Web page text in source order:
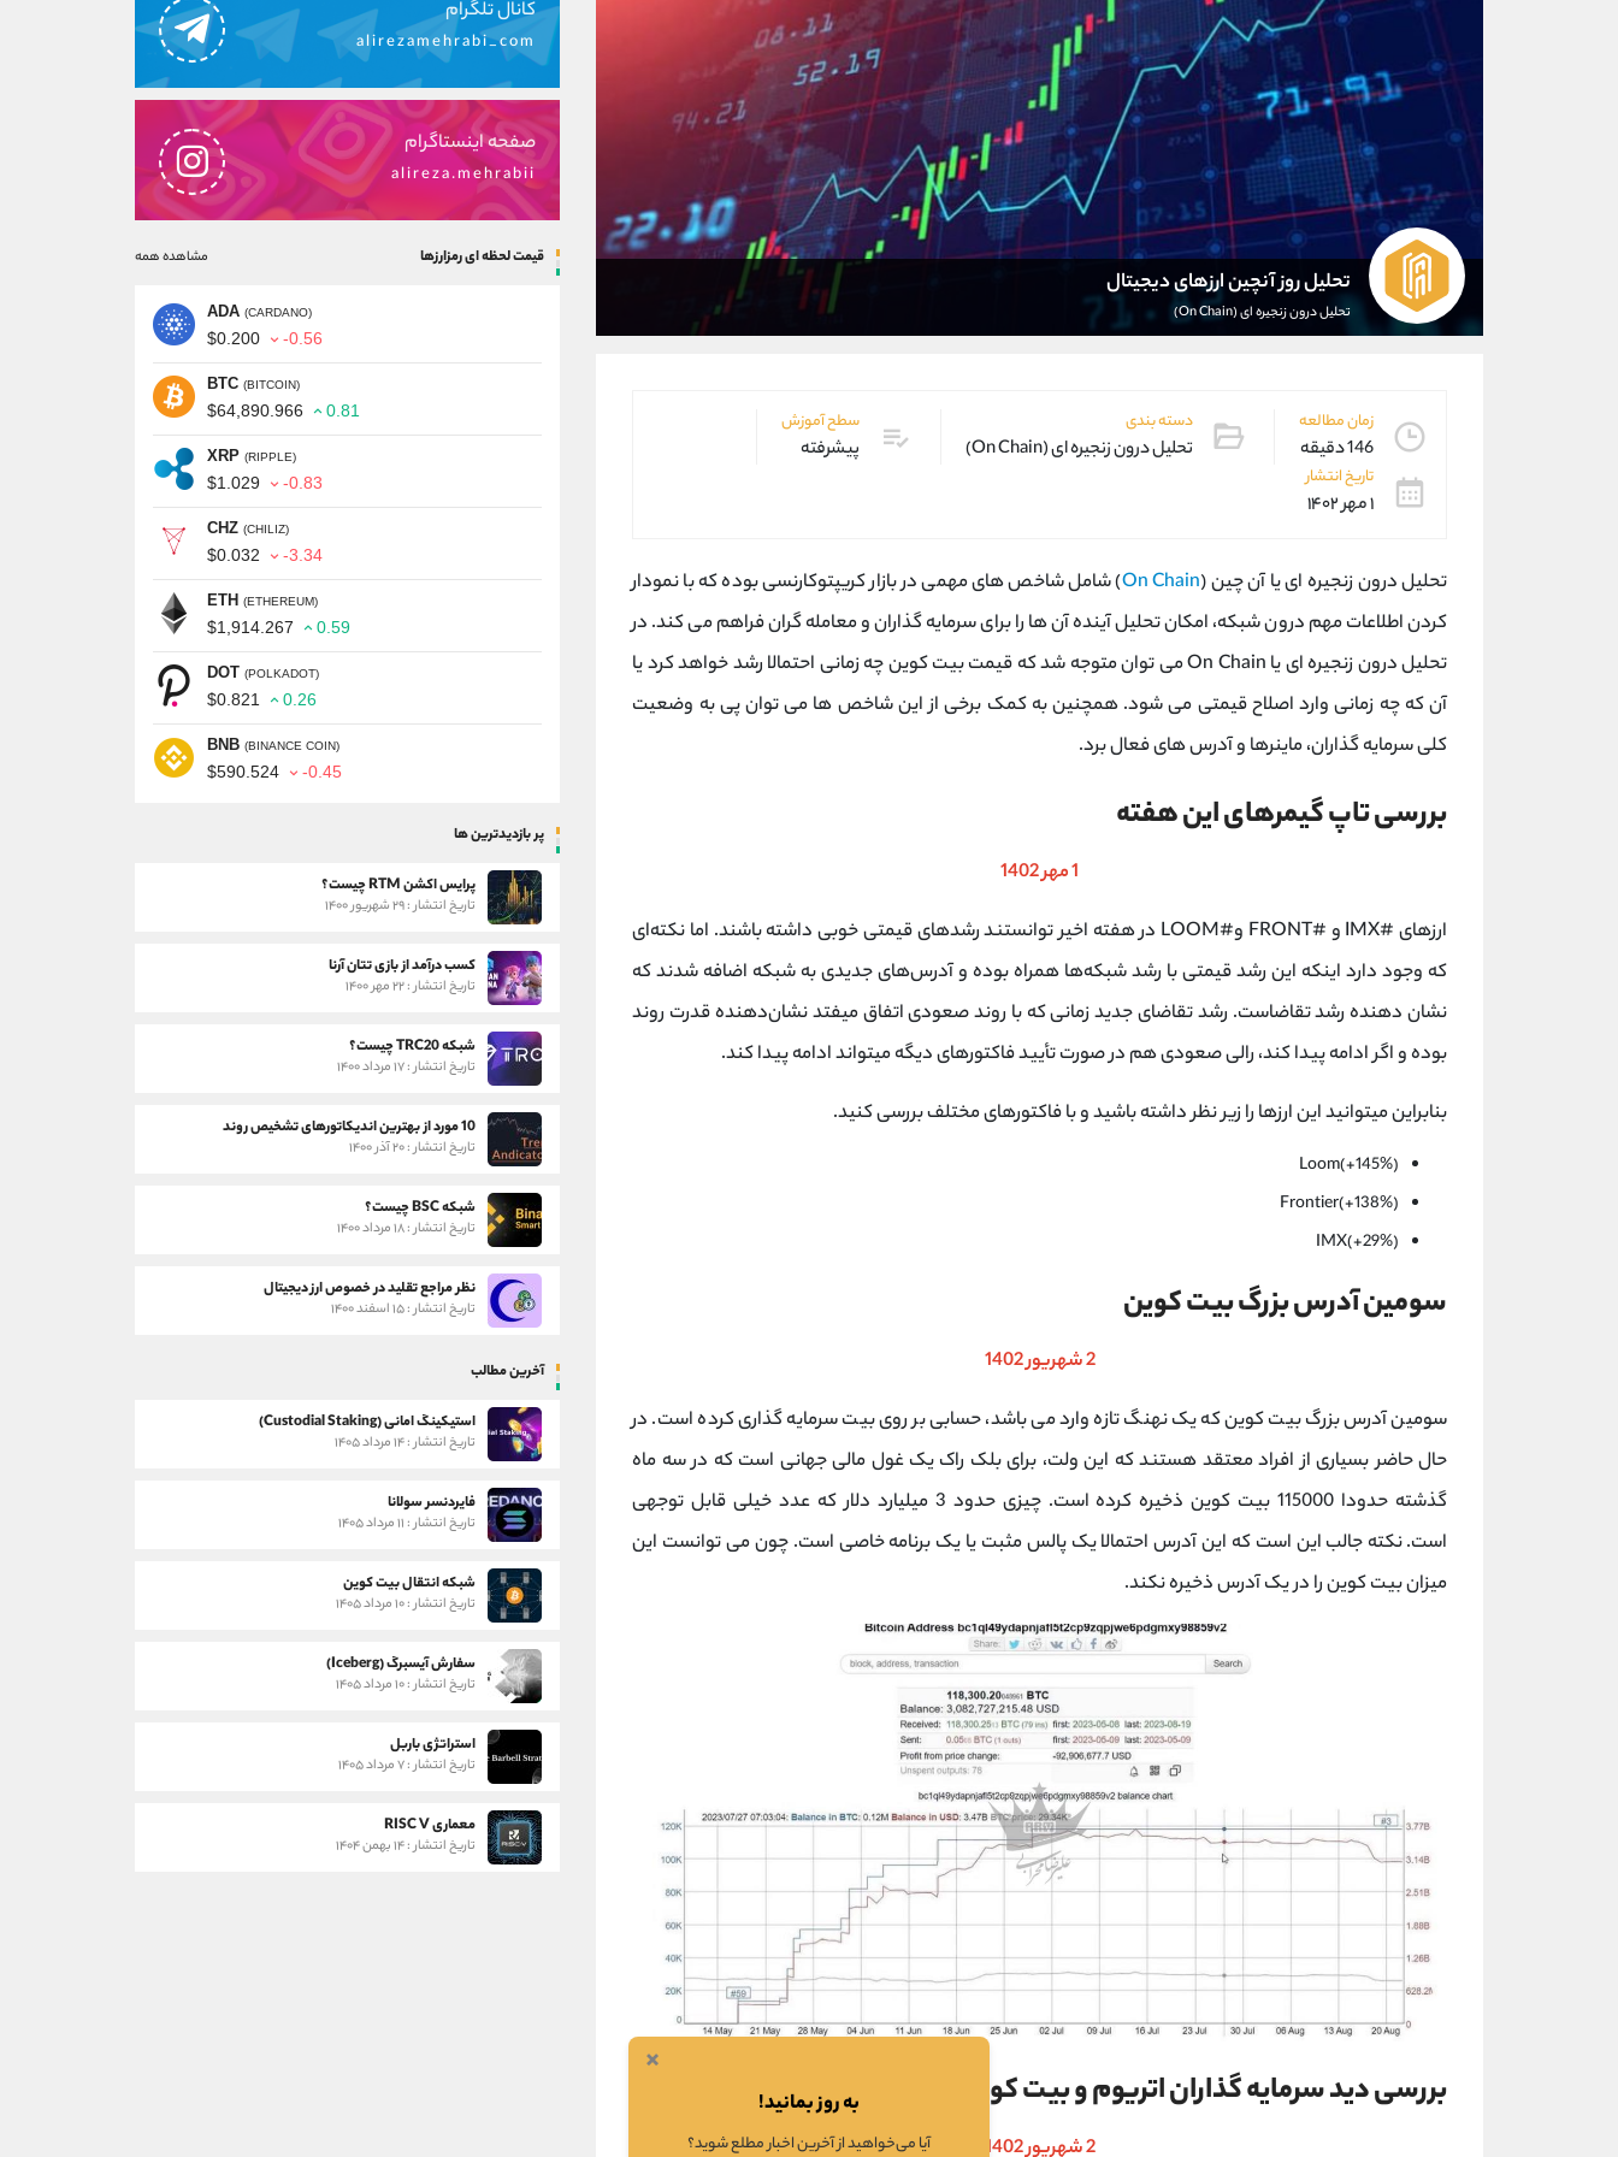
تحلیل روز آنچین ارزهای دیجیتال
تحلیل درون زنجیره ای (On Chain)
زمان مطالعه
146 دقیقه
دسته بندی
تحلیل درون زنجیره ای (On Chain)
سطح آموزش
پیشرفته
تاریخ انتشار
۱ مهر ۱۴۰۲
تحلیل درون زنجیره ای یا آن چین (On Chain) شامل شاخص های مهمی در بازار کریپتوکارنسی بوده که با نمودار
کردن اطلاعات مهم درون شبکه، امکان تحلیل آینده آن ها را برای سرمایه گذاران و معامله گران فراهم می کند. در
تحلیل درون زنجیره ای یا On Chain می توان متوجه شد که قیمت بیت کوین چه زمانی احتمالا رشد خواهد کرد یا
آن که چه زمانی وارد اصلاح قیمتی می شود. همچنین به کمک برخی از این شاخص ها می توان پی به وضعیت
کلی سرمایه گذاران، ماینرها و آدرس های فعال برد.
بررسی تاپ گیمرهای این هفته
1 مهر 1402
ارزهای #IMX و #FRONT و#LOOM در هفته اخیر توانستند رشدهای قیمتی خوبی داشته باشند. اما نکته‌ای
که وجود دارد اینکه این رشد قیمتی با رشد شبکه‌ها همراه بوده و آدرس‌های جدیدی به شبکه اضافه شدند که
نشان دهنده رشد تقاضاست. رشد تقاضای جدید زمانی که با روند صعودی اتفاق میفتد نشان‌دهنده قدرت روند
بوده و اگر ادامه پیدا کند، رالی صعودی هم در صورت تأیید فاکتورهای دیگه میتواند ادامه پیدا کند.
بنابراین میتوانید این ارزها را زیر نظر داشته باشید و با فاکتورهای مختلف بررسی کنید.
Loom(+145%)
Frontier(+138%)
IMX(+29%)
سومین آدرس بزرگ بیت کوین
2 شهریور 1402
سومین آدرس بزرگ بیت کوین که یک نهنگ تازه وارد می باشد، حسابی بر روی بیت سرمایه گذاری کرده است. در
حال حاضر بسیاری از افراد معتقد هستند که این ولت، برای بلک راک یک غول مالی جهانی است که در سه ماه
گذشته حدودا 115000 بیت کوین ذخیره کرده است. چیزی حدود 3 میلیارد دلار که عدد خیلی قابل توجهی
است. نکته جالب این است که این آدرس احتمالا یک پالس مثبت یا یک برنامه خاصی است. چون می توانست این
میزان بیت کوین را در یک آدرس ذخیره نکند.
بررسی دید سرمایه گذاران اتریوم و بیت کوین
2 شهریور 1402
کانال تلگرام
alirezamehrabi_com
صفحه اینستاگرام
alireza.mehrabii
قیمت لحظه ای رمزارزها مشاهده همه
ADA (CARDANO)
$0.200 -0.56
BTC (BITCOIN)
$64,890.966 0.81
XRP (RIPPLE)
$1.029 -0.83
CHZ (CHILIZ)
$0.032 -3.34
ETH (ETHEREUM)
$1,914.267 0.59
DOT (POLKADOT)
$0.821 0.26
BNB (BINANCE COIN)
$590.524 -0.45
پر بازدیدترین ها
پرایس اکشن RTM چیست؟
تاریخ انتشار : ۲۹ شهریور ۱۴۰۰
کسب درآمد از بازی تتان آرنا
تاریخ انتشار : ۲۲ مهر ۱۴۰۰
شبکه TRC20 چیست؟
تاریخ انتشار : ۱۷ مرداد ۱۴۰۰
10 مورد از بهترین اندیکاتورهای تشخیص روند
تاریخ انتشار : ۲۰ آذر ۱۴۰۰
شبکه BSC چیست؟
تاریخ انتشار : ۱۸ مرداد ۱۴۰۰
نظر مراجع تقلید در خصوص ارز دیجیتال
تاریخ انتشار : ۱۵ اسفند ۱۴۰۰
آخرین مطالب
استیکینگ امانی (Custodial Staking)
تاریخ انتشار : ۱۴ مرداد ۱۴۰۵
فایردنسر سولانا
تاریخ انتشار : ۱۱ مرداد ۱۴۰۵
شبکه انتقال بیت کوین
تاریخ انتشار : ۱۰ مرداد ۱۴۰۵
سفارش آیسبرگ (Iceberg)
تاریخ انتشار : ۱۰ مرداد ۱۴۰۵
استراتژی باربل
تاریخ انتشار : ۷ مرداد ۱۴۰۵
معماری RISC V
تاریخ انتشار : ۱۴ بهمن ۱۴۰۴
×
به روز بمانید!
آیا می‌خواهید از آخرین اخبار مطلع شوید؟